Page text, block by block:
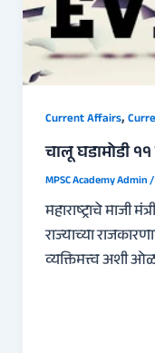
Current Affairs,
चालू घडामोडी ११
MPSC Academy Admin/
महाराष्ट्राचे माजी
राज्याच्या
व्यक्तिमत्त्व अशी